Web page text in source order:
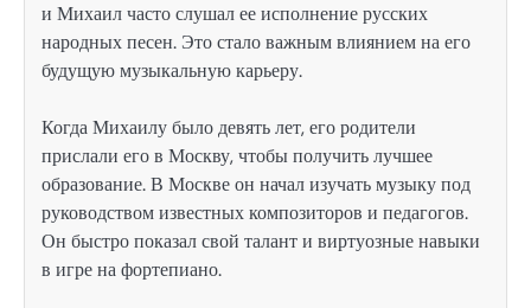
и Михаил часто слушал ее исполнение русских
народных песен. Это стало важным влиянием на его
будущую музыкальную карьеру.
Когда Михаилу было девять лет, его родители
прислали его в Москву, чтобы получить лучшее
образование. В Москве он начал изучать музыку под
руководством известных композиторов и педагогов.
Он быстро показал свой талант и виртуозные навыки
в игре на фортепиано.